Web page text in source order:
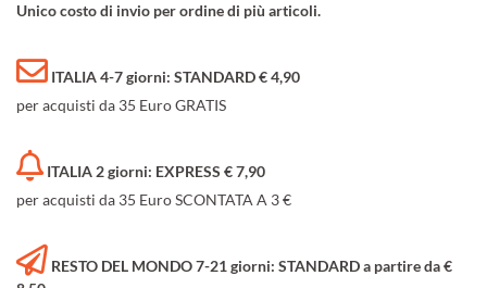
Unico costo di invio per ordine di più articoli.
ITALIA 4-7 giorni: STANDARD € 4,90
per acquisti da 35 Euro GRATIS
ITALIA 2 giorni: EXPRESS € 7,90
per acquisti da 35 Euro SCONTATA A 3 €
RESTO DEL MONDO 7-21 giorni: STANDARD a partire da €